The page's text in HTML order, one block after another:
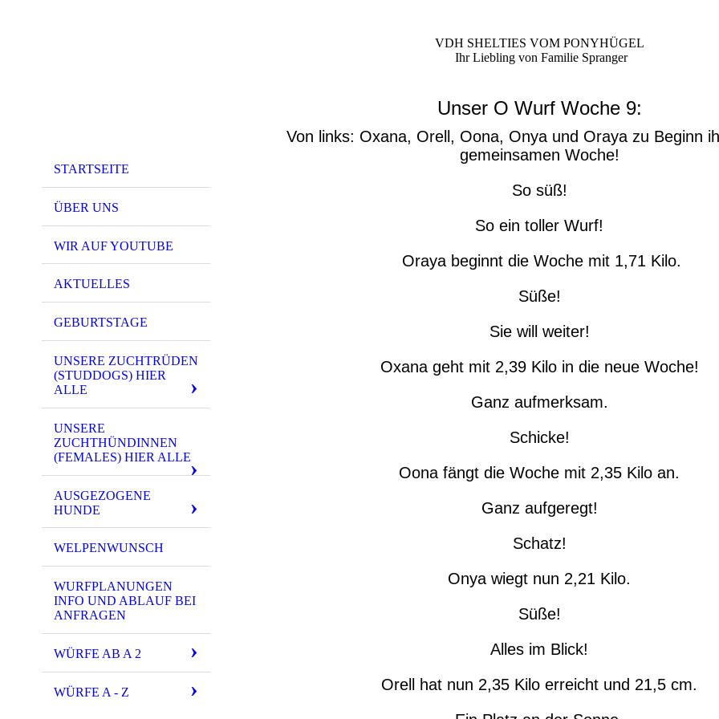
STARTSEITE
ÜBER UNS
WIR AUF YOUTUBE
AKTUELLES
GEBURTSTAGE
UNSERE ZUCHTRÜDEN
(STUDDOGS) HIER
ALLE
UNSERE
ZUCHTHÜNDINNEN
(FEMALES) HIER ALLE
AUSGEZOGENE
HUNDE
WELPENWUNSCH
WURFPLANUNGEN
INFO UND ABLAUF BEI
ANFRAGEN
WÜRFE AB A 2
WÜRFE A - Z
VDH SHELTIES VOM PONYHÜGEL
Ihr Liebling von Familie Spranger
Unser O Wurf Woche 9:
Von links: Oxana, Orell, Oona, Onya und Oraya zu Beginn
gemeinsamen Woche!
So süß!
So ein toller Wurf!
Oraya beginnt die Woche mit 1,71 Kilo.
Süße!
Sie will weiter!
Oxana geht mit 2,39 Kilo in die neue Woche!
Ganz aufmerksam.
Schicke!
Oona fängt die Woche mit 2,35 Kilo an.
Ganz aufgeregt!
Schatz!
Onya wiegt nun 2,21 Kilo.
Süße!
Alles im Blick!
Orell hat nun 2,35 Kilo erreicht und 21,5 cm.